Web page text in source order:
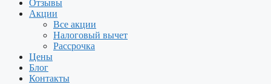
Отзывы
Акции
Все акции
Налоговый вычет
Рассрочка
Цены
Блог
Контакты